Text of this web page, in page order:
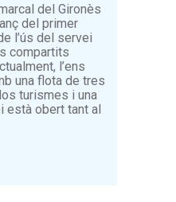
del Gironès
del primer
l’ús del servei
compartits
l’ens
una flota de tres
turismes i una
està obert tant al